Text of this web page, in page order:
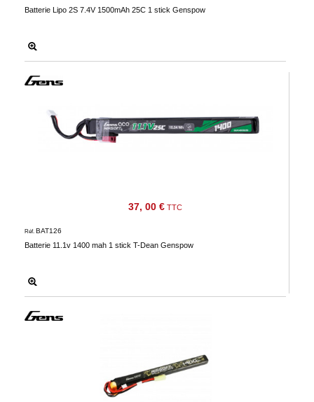
Batterie Lipo 2S 7.4V 1500mAh 25C 1 stick Genspow
37, 00 € TTC
Batterie 11.1v 1400 mah 1 stick T-Dean Genspow
Réf. BAT126